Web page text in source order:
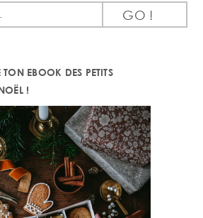
EBOOK DES PETITS
!